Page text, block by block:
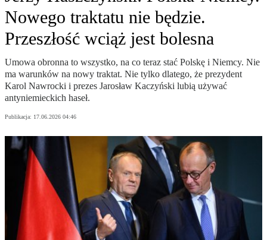
Nowego traktatu nie będzie.
Przeszłość wciąż jest bolesna
Umowa obronna to wszystko, na co teraz stać Polskę i Niemcy. Nie
ma warunków na nowy traktat. Nie tylko dlatego, że prezydent
Karol Nawrocki i prezes Jarosław Kaczyński lubią używać
antyniemieckich haseł.
Publikacja: 17.06.2026 04:46